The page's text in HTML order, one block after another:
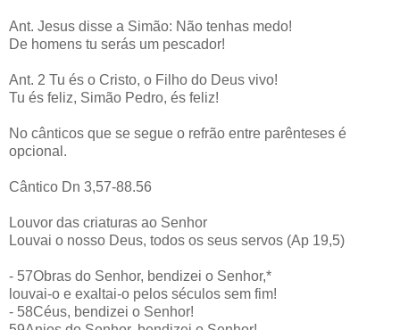
Ant. Jesus disse a Simão: Não tenhas medo!
De homens tu serás um pescador!
Ant. 2 Tu és o Cristo, o Filho do Deus vivo!
Tu és feliz, Simão Pedro, és feliz!
No cânticos que se segue o refrão entre parênteses é
opcional.
Cântico Dn 3,57-88.56
Louvor das criaturas ao Senhor
Louvai o nosso Deus, todos os seus servos (Ap 19,5)
- 57Obras do Senhor, bendizei o Senhor,*
louvai-o e exaltai-o pelos séculos sem fim!
- 58Céus, bendizei o Senhor!